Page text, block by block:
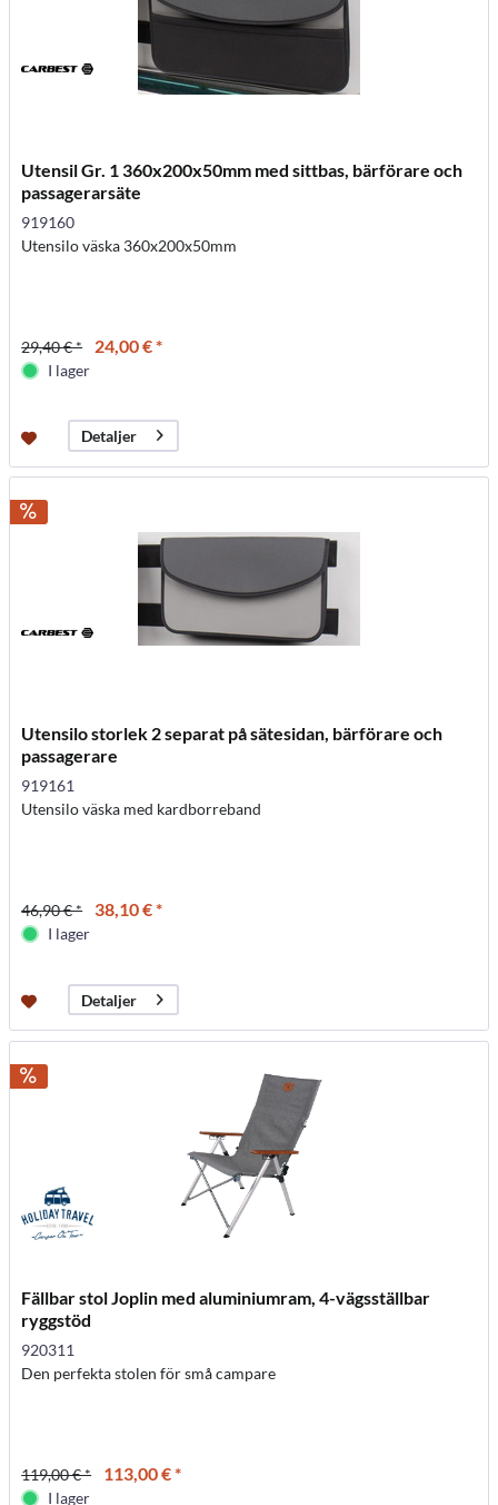
Utensil Gr. 1 360x200x50mm med sittbas, bärförare och
passagerarsäte
919160
Utensilo väska 360x200x50mm
29,40 € * 24,00 € *
I lager
Detaljer
Utensilo storlek 2 separat på sätesidan, bärförare och
passagerare
919161
Utensilo väska med kardborreband
46,90 € * 38,10 € *
I lager
Detaljer
Fällbar stol Joplin med aluminiumram, 4-vägsställbar
ryggstöd
920311
Den perfekta stolen för små campare
119,00 € * 113,00 € *
I lager